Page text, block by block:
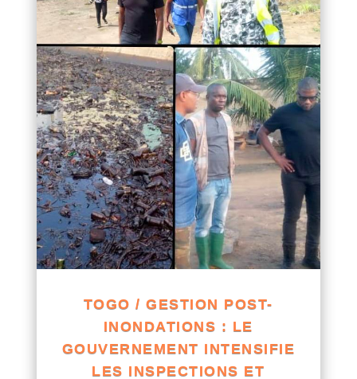
TOGO / GESTION POST-
INONDATIONS : LE
GOUVERNEMENT INTENSIFIE
LES INSPECTIONS ET